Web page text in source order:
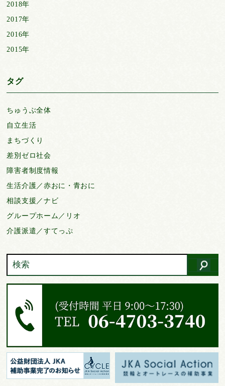
2018年
2017年
2016年
2015年
タグ
ちゅうぶ全体
自立生活
まちづくり
差別ゼロ社会
障害者制度情報
生活介護／赤おに・青おに
相談支援／ナビ
グループホーム／リオ
介護派遣／すてっぷ